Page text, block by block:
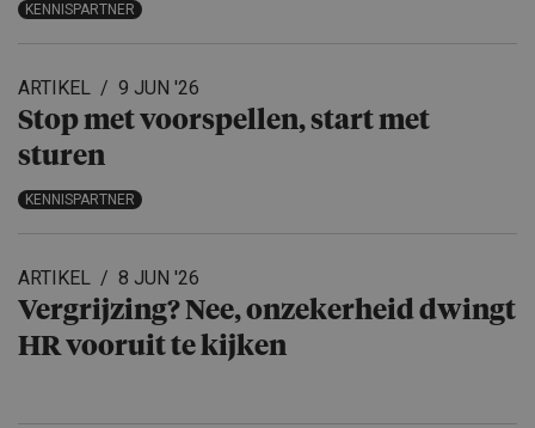
KENNISPARTNER
ARTIKEL 9 JUN '26
Stop met voorspellen, start met
sturen
KENNISPARTNER
ARTIKEL 8 JUN '26
Vergrijzing? Nee, onzekerheid dwingt
HR vooruit te kijken